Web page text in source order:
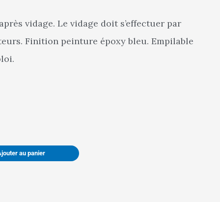
initial
1639,00 €.
actuel
vidage. Le vidage doit s’effectuer par
Finition peinture époxy bleu. Empilable
au panier